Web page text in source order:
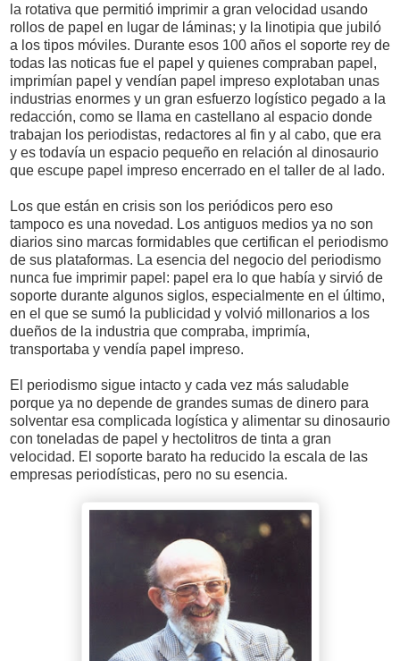
la rotativa que permitió imprimir a gran velocidad usando
rollos de papel en lugar de láminas; y la linotipia que jubiló
a los tipos móviles. Durante esos 100 años el soporte rey de
todas las noticas fue el papel y quienes compraban papel,
imprimían papel y vendían papel impreso explotaban unas
industrias enormes y un gran esfuerzo logístico pegado a la
redacción, como se llama en castellano al espacio donde
trabajan los periodistas, redactores al fin y al cabo, que era
y es todavía un espacio pequeño en relación al dinosaurio
que escupe papel impreso encerrado en el taller de al lado.
Los que están en crisis son los periódicos pero eso
tampoco es una novedad. Los antiguos medios ya no son
diarios sino marcas formidables que certifican el periodismo
de sus plataformas. La esencia del negocio del periodismo
nunca fue imprimir papel: papel era lo que había y sirvió de
soporte durante algunos siglos, especialmente en el último,
en el que se sumó la publicidad y volvió millonarios a los
dueños de la industria que compraba, imprimía,
transportaba y vendía papel impreso.
El periodismo sigue intacto y cada vez más saludable
porque ya no depende de grandes sumas de dinero para
solventar esa complicada logística y alimentar su dinosaurio
con toneladas de papel y hectolitros de tinta a gran
velocidad. El soporte barato ha reducido la escala de las
empresas periodísticas, pero no su esencia.